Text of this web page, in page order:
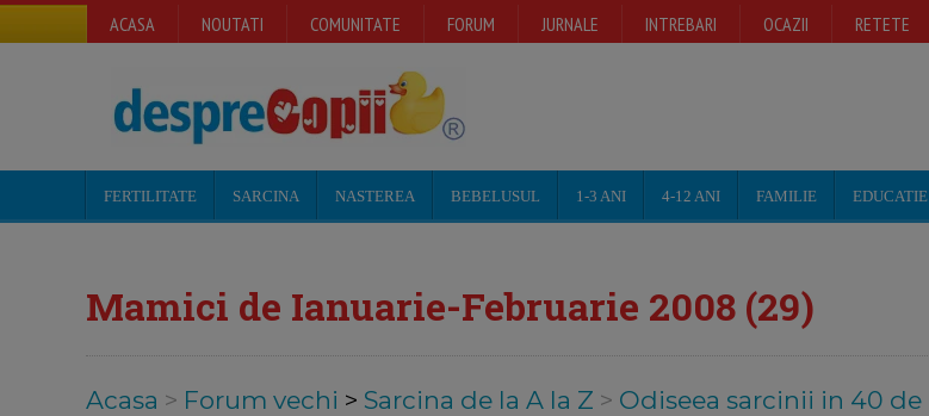
ACASA NOUTATI COMUNITATE FORUM JURNALE INTREBARI OCAZII RETETE
FERTILITATE SARCINA NASTEREA BEBELUSUL 1-3 ANI 4-12 ANI FAMILIE EDUCATIE
Mamici de Ianuarie-Februarie 2008 (29)
Acasa > Forum vechi > Sarcina de la A la Z > Odiseea sarcinii in 40 de